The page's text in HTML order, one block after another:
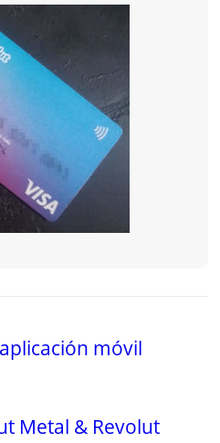
móvil
Metal & Revolut